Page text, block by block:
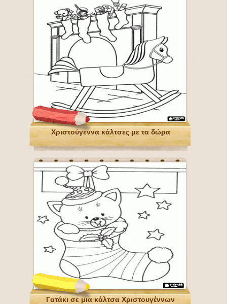
Χριστούγεννα κάλτσες με τα δώρα
Γατάκι σε μια κάλτσα Χριστουγέννων